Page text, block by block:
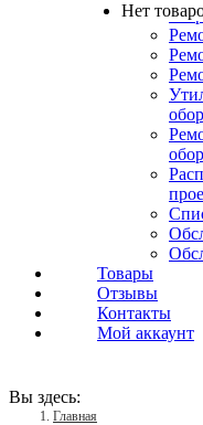
Нет
Товары
Отзывы
Контакты
Мой аккаунт
Вы здесь:
Главная